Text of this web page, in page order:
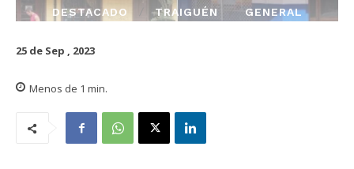
DESTACADO TRAIGUÉN GENERAL
25 de Sep , 2023
Menos de 1 min.